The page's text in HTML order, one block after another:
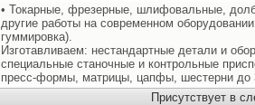
• Токарные, фрезерные, шлифовальные,
другие работы на современном
гуммировка).
Изготавливаем: нестандартные детали и
специальные станочные и контрольные
пресс-формы, матрицы, цапфы, шестерни
Присутствует в